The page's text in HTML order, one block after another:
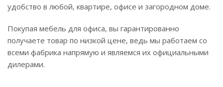
удобство в любой, квартире, офисе и загородном доме.
Покупая мебель для офиса, вы гарантированно
получаете товар по низкой цене, ведь мы работаем со
всеми фабрика напрямую и являемся их официальными
дилерами.